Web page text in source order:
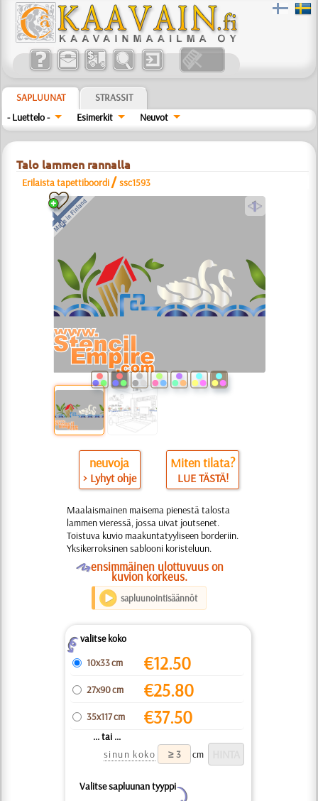
SAPLUUNAT
STRASSIT
- Luettelo -
Esimerkit Neuvot
Talo lammen rannalla
Erilaista tapettiboordi /ssc1593
a
neuvoja
> Lyhyt ohje
Miten tilata?
LUE TÄSTÄ!
Maalaismainen maisema pienestä talosta
lammen vieressä, jossa uivat joutsenet.
Toistuva kuvio maakuntatyyliseen borderiin.
Yksikerroksinen sablooni koristeluun.
Oensimmäinen ulottuvuus on
kuvion korkeus.
sapluunointisäännöt
Zvalitse koko
10x33 cm
€12.50
27x90 cm €25.80
35x117 cm €37.50
... tai ...
sinun koko
cm
Valitse sapluunan tyyppi
Y